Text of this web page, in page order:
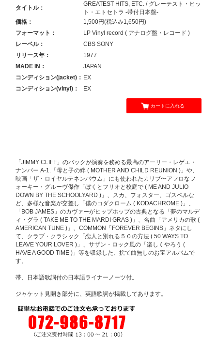
タイトル：
GREATEST HITS, ETC. / グレーテスト・ヒッ
ト・エトセトラ -帯付日本盤-
価格：
1,500円(税込み1,650円)
フォーマット：
LP Vinyl record ( アナログ盤・レコード )
レーベル：
CBS SONY
リリース年：
1977
MADE IN：
JAPAN
コンディション(jacket)： EX
コンディション(vinyl)：
EX
カートに入れる
「JIMMY CLIFF」のバックが演奏を務める最高のアーリー・レゲエ・
ナンバー A-1.「母と子の絆 ( MOTHER AND CHILD REUNION )」や、
映画「ザ・ロイヤルテネンバウム」にも使われたカリブ〜アフロなフ
ォーキー・グルーヴ傑作「ぼくとフリオと校庭で ( ME AND JULIO
DOWN BY THE SCHOOLYARD )」、スカ、フォスター、ゴスペルな
ど、多様な音楽が交差し「僕のコダクローム ( KODACHROME )」、
「BOB JAMES」のカヴァーがヒップホップの古典となる「夢のマルデ
ィ・グラ ( TAKE ME TO THE MARDI GRAS )」、名曲「アメリカの歌 (
AMERICAN TUNE )」、COMMON「FOREVER BEGINS」ネタにし
て、クラブ・クラシック「恋人と別れる５０の方法 ( 50 WAYS TO
LEAVE YOUR LOVER )」、サザン・ロック風の「楽しくやろう (
HAVE A GOOD TIME )」等を収録した、捨て曲無しのお宝アルバムで
す。
帯、日本語歌詞付の日本語ライナーノーツ付。
ジャケット見開き部分に、英語歌詞が掲載してあります。